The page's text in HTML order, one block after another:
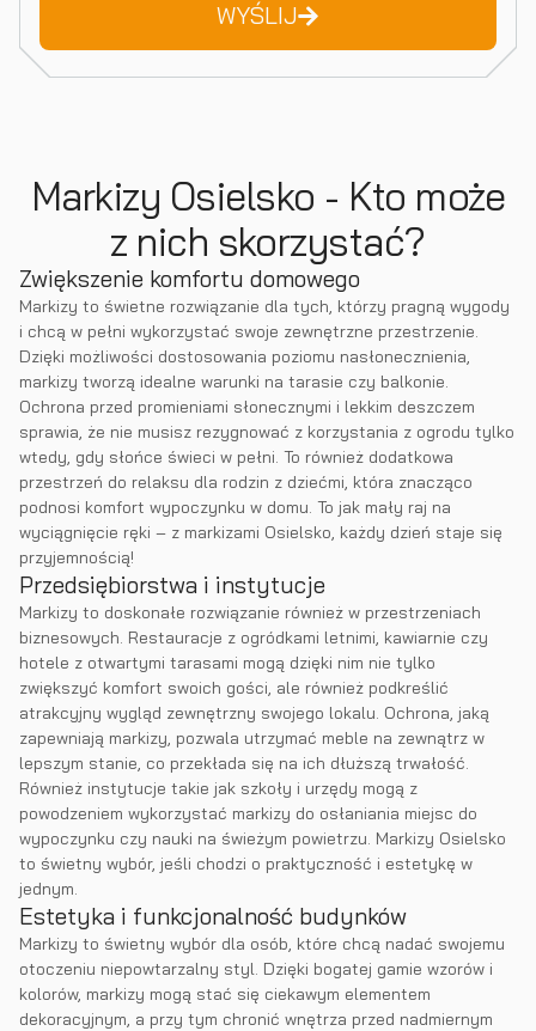
WYŚLIJ
Markizy Osielsko - Kto może
z nich skorzystać?
Zwiększenie komfortu domowego
Markizy to świetne rozwiązanie dla tych, którzy pragną wygody
i chcą w pełni wykorzystać swoje zewnętrzne przestrzenie.
Dzięki możliwości dostosowania poziomu nasłonecznienia,
markizy tworzą idealne warunki na tarasie czy balkonie.
Ochrona przed promieniami słonecznymi i lekkim deszczem
sprawia, że nie musisz rezygnować z korzystania z ogrodu tylko
wtedy, gdy słońce świeci w pełni. To również dodatkowa
przestrzeń do relaksu dla rodzin z dziećmi, która znacząco
podnosi komfort wypoczynku w domu. To jak mały raj na
wyciągnięcie ręki – z markizami Osielsko, każdy dzień staje się
przyjemnością!
Przedsiębiorstwa i instytucje
Markizy to doskonałe rozwiązanie również w przestrzeniach
biznesowych. Restauracje z ogródkami letnimi, kawiarnie czy
hotele z otwartymi tarasami mogą dzięki nim nie tylko
zwiększyć komfort swoich gości, ale również podkreślić
atrakcyjny wygląd zewnętrzny swojego lokalu. Ochrona, jaką
zapewniają markizy, pozwala utrzymać meble na zewnątrz w
lepszym stanie, co przekłada się na ich dłuższą trwałość.
Również instytucje takie jak szkoły i urzędy mogą z
powodzeniem wykorzystać markizy do osłaniania miejsc do
wypoczynku czy nauki na świeżym powietrzu. Markizy Osielsko
to świetny wybór, jeśli chodzi o praktyczność i estetykę w
jednym.
Estetyka i funkcjonalność budynków
Markizy to świetny wybór dla osób, które chcą nadać swojemu
otoczeniu niepowtarzalny styl. Dzięki bogatej gamie wzorów i
kolorów, markizy mogą stać się ciekawym elementem
dekoracyjnym, a przy tym chronić wnętrza przed nadmiernym